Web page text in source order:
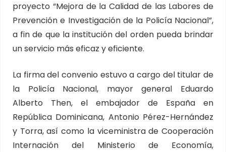
proyecto “Mejora de la Calidad de las Labores de
Prevención e Investigación de la Policía Nacional”,
a fin de que la institución del orden pueda brindar
un servicio más eficaz y eficiente.
La firma del convenio estuvo a cargo del titular de
la Policía Nacional, mayor general Eduardo
Alberto Then, el embajador de España en
República Dominicana, Antonio Pérez-Hernández
y Torra, así como la viceministra de Cooperación
Internación del Ministerio de Economía,